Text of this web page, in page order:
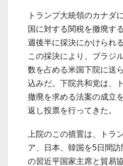
トランプ大統領のカナダ
国に対する関税を撤廃す
週後半に採決にかけられ
この採決により、ブラジ
数を占める米国下院に送
込みだ。下院共和党は、
撤廃を求める法案の成立
返し投票を行ってきた。
上院のこの措置は、トラ
ア、日本、韓国を5日間
の習近平国家主席と貿易